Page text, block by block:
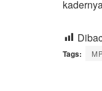
Tags: